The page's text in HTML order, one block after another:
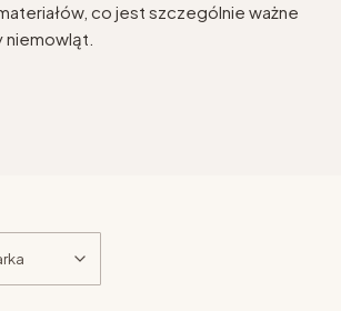
co jest szczególnie ważne
niemowląt.